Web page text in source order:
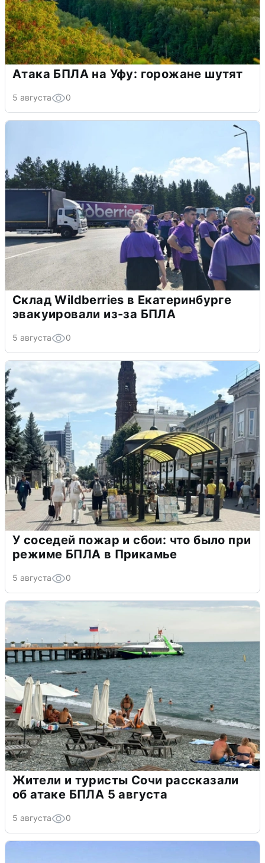
Атака БПЛА на Уфу: горожане шутят
5 августа 0
Склад Wildberries в Екатеринбурге
эвакуировали из-за БПЛА
5 августа 0
У соседей пожар и сбои: что было при
режиме БПЛА в Прикамье
5 августа 0
Жители и туристы Сочи рассказали
об атаке БПЛА 5 августа
5 августа 0